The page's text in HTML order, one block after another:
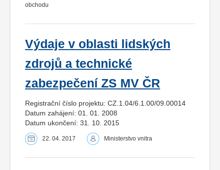
obchodu
Výdaje v oblasti lidských
zdrojů a technické
zabezpečení ZS MV ČR
Registrační číslo projektu: CZ.1.04/6.1.00/09.00014
Datum zahájení: 01. 01. 2008
Datum ukončení: 31. 10. 2015
22. 04. 2017 Ministerstvo vnitra